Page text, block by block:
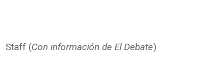
Staff (Con información de El Debate)